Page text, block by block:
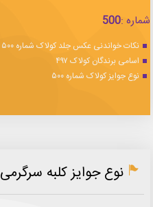
شماره :500
نکات خواندنی عکس جلد کولاک شماره ۵۰۰
اسامی برندگان کولاک ۴۹۷
نوع جوایز کولاک شماره ۵۰۰
نوع جوایز کلبه سرگرمی ۴۰۶